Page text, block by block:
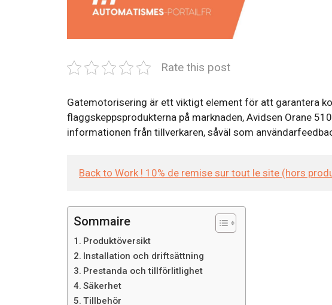
Rate this post
Gatemotorisering är ett viktigt element för att garantera
flaggskeppsprodukterna på marknaden, Avidsen Orane
informationen från tillverkaren, såväl som
Back to Work ! 10% de remise sur tout le site (hors
Sommaire
Produktöversikt
Installation och driftsättning
Prestanda och tillförlitlighet
Säkerhet
Tillbehör